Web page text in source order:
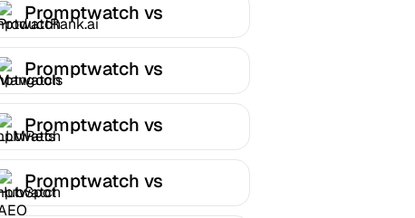
Promptwatch vs
ProductRank.ai
Promptwatch vs
Mangools
Promptwatch vs
LLMRefs
Promptwatch vs
HubSpot AEO